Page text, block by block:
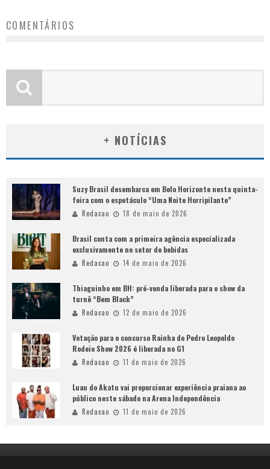
COMENTÁRIOS
+ NOTÍCIAS
Suzy Brasil desembarca em Belo Horizonte nesta quinta-
feira com o espetáculo “Uma Noite Horripilante”
Redacao 18 de maio de 2026
Brasil conta com a primeira agência especializada
exclusivamente no setor de bebidas
Redacao 14 de maio de 2026
Thiaguinho em BH: pré-venda liberada para o show da
turnê “Bem Black”
Redacao 12 de maio de 2026
Votação para o concurso Rainha do Pedro Leopoldo
Rodeio Show 2026 é liberada no G1
Redacao 11 de maio de 2026
Luau do Akatu vai proporcionar experiência praiana ao
público neste sábado na Arena Independência
Redacao 11 de maio de 2026